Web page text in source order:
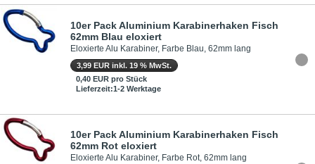
10er Pack Aluminium Karabinerhaken Fisch
62mm Blau eloxiert
Eloxierte Alu Karabiner, Farbe Blau, 62mm lang
3,99 EUR inkl. 19 % MwSt.
0,40 EUR pro Stück
Lieferzeit:1-2 Werktage
10er Pack Aluminium Karabinerhaken Fisch
62mm Rot eloxiert
Eloxierte Alu Karabiner, Farbe Rot, 62mm lang